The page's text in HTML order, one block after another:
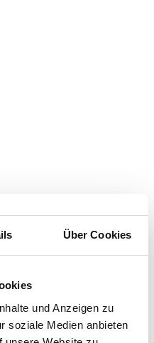
Über Cookies
und Anzeigen zu
soziale Medien anbieten